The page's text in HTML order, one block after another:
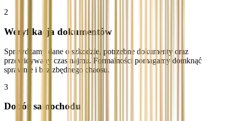
2
Weryfikacja dokumentów
Sprawdzamy dane o szkodzie, potrzebne dokumenty oraz
przewidywany czas najmu. Formalności pomagamy domknąć
sprawnie i bez zbędnego chaosu.
3
Dobór samochodu